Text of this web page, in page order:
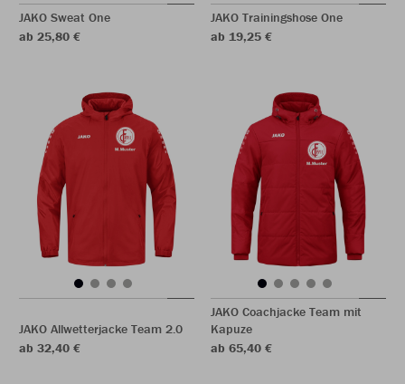
JAKO Sweat One
ab 25,80 €
JAKO Trainingshose One
ab 19,25 €
JAKO Allwetterjacke Team 2.0
ab 32,40 €
JAKO Coachjacke Team mit
Kapuze
ab 65,40 €